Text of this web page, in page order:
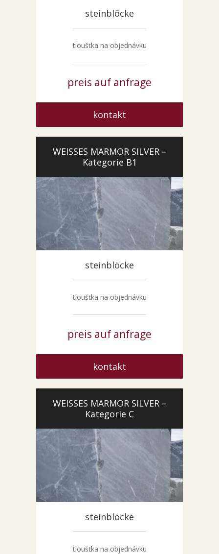
steinblöcke
tloušťka na objednávku
preis auf anfrage
kontakt
WEISSES MARMOR SILVER –
Kategorie B1
steinblöcke
tloušťka na objednávku
preis auf anfrage
kontakt
WEISSES MARMOR SILVER –
Kategorie C
steinblöcke
tloušťka na objednávku